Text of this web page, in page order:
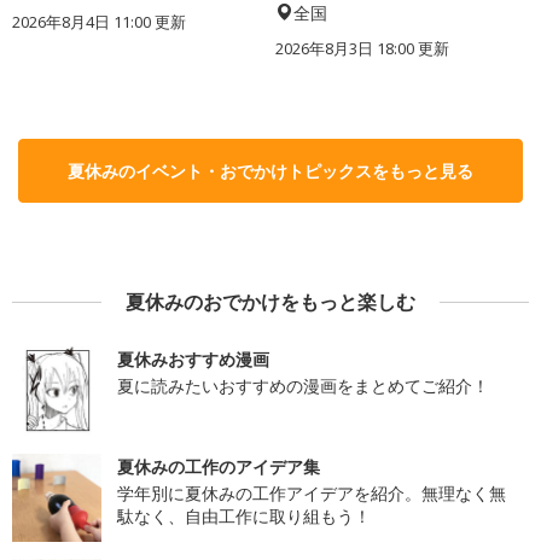
2026年8月4日 11:00更新 全国
2026年8月3日 18:00更新
夏休みのイベント・おでかけトピックスをもっと見る
夏休みのおでかけをもっと楽しむ
夏休みおすすめ漫画
夏に読みたいおすすめの漫画をまとめてご紹介！
夏休みの工作のアイデア集
学年別に夏休みの工作アイデアを紹介。無理なく無
駄なく、自由工作に取り組もう！